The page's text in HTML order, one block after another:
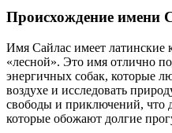
Происхождение имени
Имя Сайлас имеет латинские
«лесной». Это имя отлично
энергичных собак, которые
воздухе и исследовать
свободы и приключений, что
которые обожают долгие